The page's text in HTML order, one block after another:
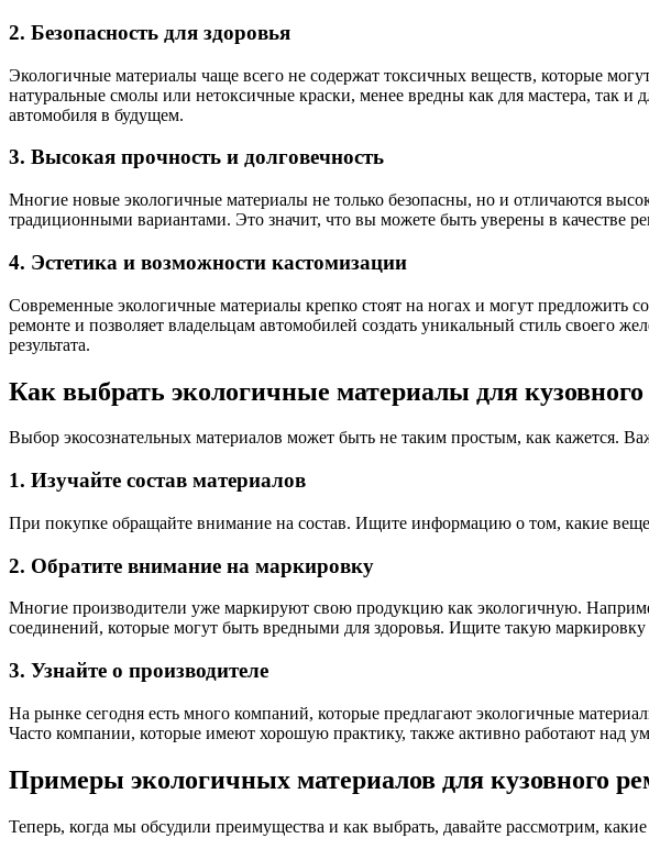
2. Безопасность для здоровья
Экологичные материалы чаще всего не содержат токсичных веществ, которые
натуральные смолы или нетоксичные краски, менее вредны как для мастера, так и
автомобиля в будущем.
3. Высокая прочность и долговечность
Многие новые экологичные материалы не только безопасны, но и отличаются
традиционными вариантами. Это значит, что вы можете быть уверены в качестве
4. Эстетика и возможности кастомизации
Современные экологичные материалы крепко стоят на ногах и могут предложить
ремонте и позволяет владельцам автомобилей создать уникальный стиль своего
результата.
Как выбрать экологичные материалы для кузовного
Выбор экосознательных материалов может быть не таким простым, как кажется.
1. Изучайте состав материалов
При покупке обращайте внимание на состав. Ищите информацию о том, какие
2. Обратите внимание на маркировку
Многие производители уже маркируют свою продукцию как экологичную.
соединений, которые могут быть вредными для здоровья. Ищите такую маркировку
3. Узнайте о производителе
На рынке сегодня есть много компаний, которые предлагают экологичные
Часто компании, которые имеют хорошую практику, также активно работают над
Примеры экологичных материалов для кузовного
Теперь, когда мы обсудили преимущества и как выбрать, давайте рассмотрим,